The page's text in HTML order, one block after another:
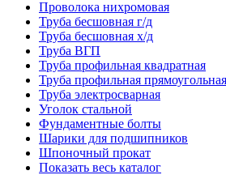
Проволока нихромовая
Труба бесшовная г/д
Труба бесшовная х/д
Труба ВГП
Труба профильная квадратная
Труба профильная прямоугольная
Труба электросварная
Уголок стальной
Фундаментные болты
Шарики для подшипников
Шпоночный прокат
Показать весь каталог